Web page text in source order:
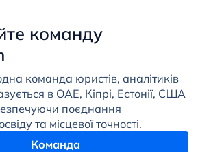
команду
команда юристів, аналітиків
в ОАЕ, Кіпрі, Естонії, США
поєднання
та місцевої точності.
Команда